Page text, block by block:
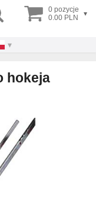
0 pozycje
0.00 PLN
▾
hokeja